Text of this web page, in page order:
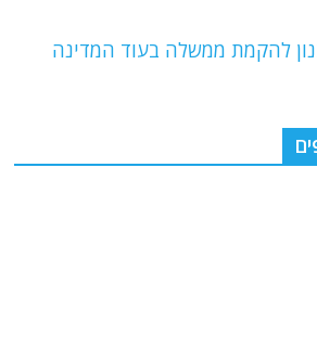
o
להקמת ממשלה בעוד המדינה